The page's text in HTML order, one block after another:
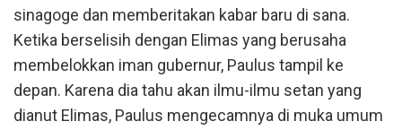
sinagoge dan memberitakan kabar baru di sana.
Ketika berselisih dengan Elimas yang berusaha
membelokkan iman gubernur, Paulus tampil ke
depan. Karena dia tahu akan ilmu-ilmu setan yang
dianut Elimas, Paulus mengecamnya di muka umum